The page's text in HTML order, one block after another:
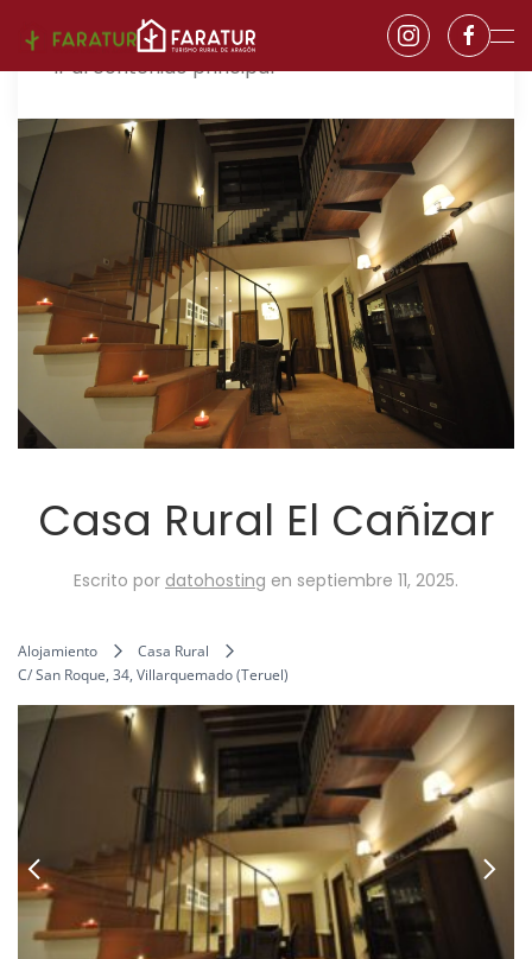
Ir al contenido principal
Casa Rural El Cañizar
Escrito por datohosting en septiembre 11, 2025.
Alojamiento
Casa Rural
C/ San Roque, 34, Villarquemado (Teruel)